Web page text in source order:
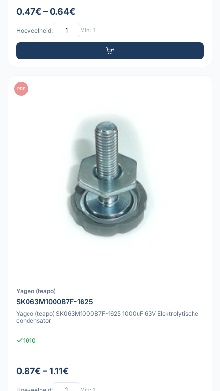
0.47€ – 0.64€
Hoeveelheid: Min: 1
PDF
Yageo (teapo)
SK063M1000B7F-1625
Yageo (teapo) SK063M1000B7F-1625 1000uF 63V Elektrolytische
condensator
1010
0.87€ – 1.11€
Min: 1